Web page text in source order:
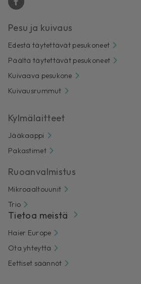
Pesu ja kuivaus
Edestä täytettävät pesukoneet
Päältä täytettävät pesukoneet
Kuivaava pesukone
Kuivausrummut
Kylmälaitteet
Jääkaappi
Pakastimet
Ruoanvalmistus
Mikroaaltouunit
Trio
Tietoa meistä
Haier Europe
Ota yhteyttä
Eettiset säännöt